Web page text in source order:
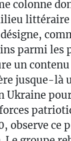
colonne
parmi les
un
jusque-là
Ukraine
observe ce